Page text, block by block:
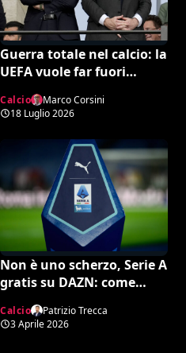
Guerra totale nel calcio: la
UEFA vuole far fuori
potente candidatura per
la FIFA
Calcio
Marco Corsini
18 Luglio 2026
Non è uno scherzo, Serie A
gratis su DAZN: come
Calcio
Patrizio Trecca
3 Aprile 2026